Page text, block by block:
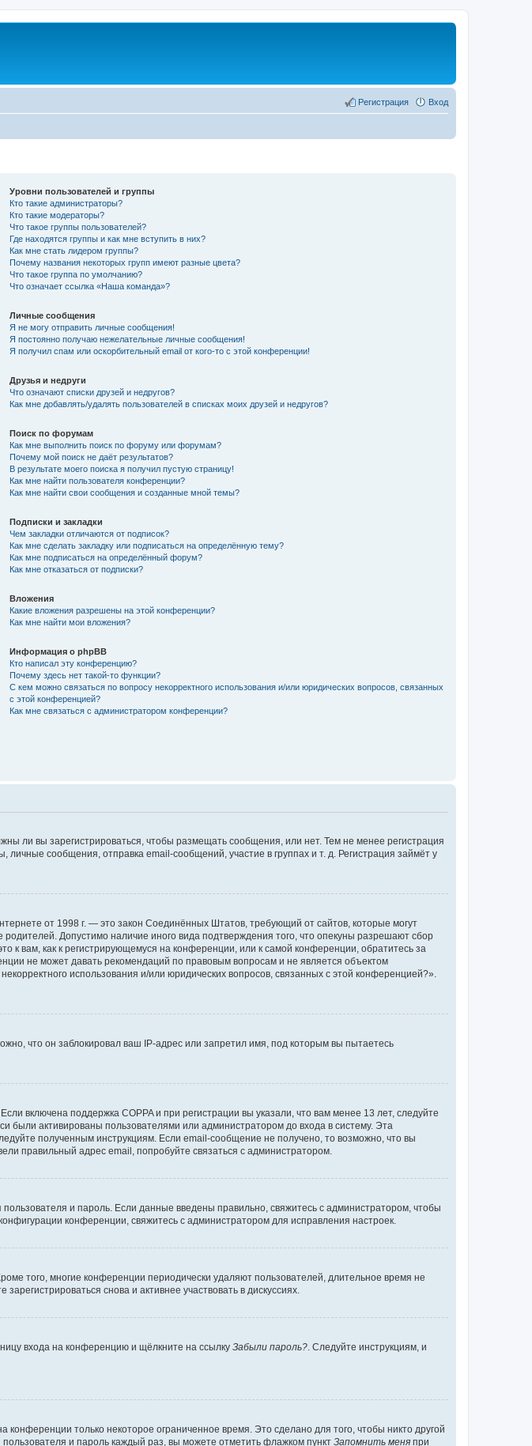
Вход
Регистрация
Уровни пользователей и группы
Кто такие администраторы?
Кто такие модераторы?
Что такое группы пользователей?
Где находятся группы и как мне вступить в них?
Как мне стать лидером группы?
Почему названия некоторых групп имеют разные цвета?
Что такое группа по умолчанию?
Что означает ссылка «Наша команда»?
Личные сообщения
Я не могу отправить личные сообщения!
Я постоянно получаю нежелательные личные сообщения!
Я получил спам или оскорбительный email от кого-то с этой конференции!
Друзья и недруги
Что означают списки друзей и недругов?
Как мне добавлять/удалять пользователей в списках моих друзей и недругов?
Поиск по форумам
Как мне выполнить поиск по форуму или форумам?
Почему мой поиск не даёт результатов?
В результате моего поиска я получил пустую страницу!
Как мне найти пользователя конференции?
Как мне найти свои сообщения и созданные мной темы?
Подписки и закладки
Чем закладки отличаются от подписок?
Как мне сделать закладку или подписаться на определённую тему?
Как мне подписаться на определённый форум?
Как мне отказаться от подписки?
Вложения
Какие вложения разрешены на этой конференции?
Как мне найти мои вложения?
Информация о phpBB
Кто написал эту конференцию?
Почему здесь нет такой-то функции?
С кем можно связаться по вопросу некорректного использования и/или юридических вопросов, связанных
с этой конференцией?
Как мне связаться с администратором конференции?
ли вы зарегистрироваться, чтобы размещать сообщения, или нет. Тем не менее регистрация
сообщения, отправка email-сообщений, участие в группах и т. д. Регистрация займёт у
от 1998 г. — это закон Соединённых Штатов, требующий от сайтов, которые могут
Допустимо наличие иного вида подтверждения того, что опекуны разрешают сбор
вам, как к регистрирующемуся на конференции, или к самой конференции, обратитесь за
не может давать рекомендаций по правовым вопросам и не является объектом
использования и/или юридических вопросов, связанных с этой конференцией?».
что он заблокировал ваш IP-адрес или запретил имя, под которым вы пытаетесь
включена поддержка COPPA и при регистрации вы указали, что вам менее 13 лет, следуйте
были активированы пользователями или администратором до входа в систему. Эта
полученным инструкциям. Если email-сообщение не получено, то возможно, что вы
правильный адрес email, попробуйте связаться с администратором.
и пароль. Если данные введены правильно, свяжитесь с администратором, чтобы
конференции, свяжитесь с администратором для исправления настроек.
того, многие конференции периодически удаляют пользователей, длительное время не
снова и активнее участвовать в дискуссиях.
входа на конференцию и щёлкните на ссылку Забыли пароль? . Следуйте инструкциям, и
конференции только некоторое ограниченное время. Это сделано для того, чтобы никто другой
и пароль каждый раз, вы можете отметить флажком пункт Запомнить меня при